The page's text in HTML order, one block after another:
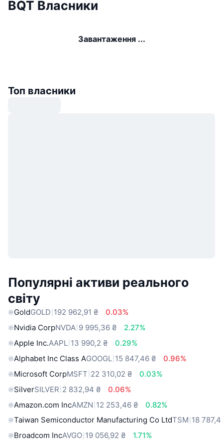
BQT Власники
Завантаження ...
Топ власники
Популярні активи реального
світу
GoldGOLD 192 962,91 ₴
0.03%
Nvidia CorpNVDA 9 995,36 ₴
2.27%
Apple Inc.AAPL 13 990,2 ₴
0.29%
Alphabet Inc Class AGOOGL 15 847,46 ₴
0.96%
Microsoft CorpMSFT 22 310,02 ₴
0.03%
SilverSILVER 2 832,94 ₴
0.06%
Amazon.com IncAMZN 12 253,46 ₴
0.82%
Taiwan Semiconductor Manufacturing Co LtdTSM 18 787,4
Broadcom IncAVGO 19 056,92 ₴
1.71%